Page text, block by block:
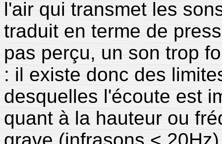
l'air qui transmet les
traduit en terme de
pas perçu, un son trop
: il existe donc des
desquelles l'écoute est
quant à la hauteur ou